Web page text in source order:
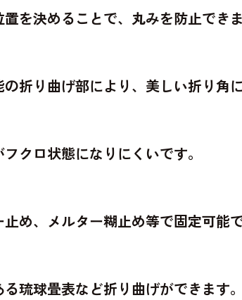
を決めることで、丸みを防止できま
折り曲げ部により、美しい折り角
クロ状態になりにくいです。
め、メルター糊止め等で固定可能で
琉球畳表など折り曲げができます。